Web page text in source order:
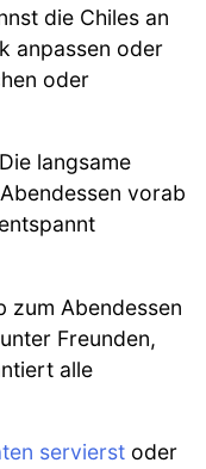
die Chiles an
anpassen oder
oder
Die langsame
vorab
zum Abendessen
Freunden,
alle
servierst oder